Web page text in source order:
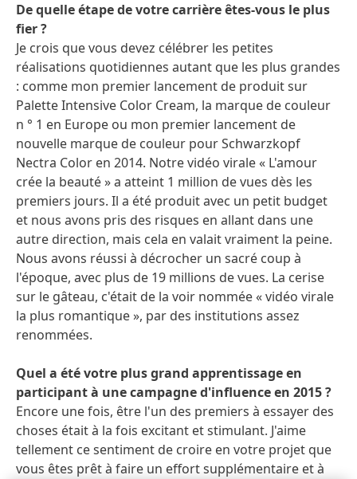
De quelle étape de votre carrière êtes-vous le plus
fier ?
Je crois que vous devez célébrer les petites
réalisations quotidiennes autant que les plus grandes
: comme mon premier lancement de produit sur
Palette Intensive Color Cream, la marque de couleur
n ° 1 en Europe ou mon premier lancement de
nouvelle marque de couleur pour Schwarzkopf
Nectra Color en 2014. Notre vidéo virale « L'amour
crée la beauté » a atteint 1 million de vues dès les
premiers jours. Il a été produit avec un petit budget
et nous avons pris des risques en allant dans une
autre direction, mais cela en valait vraiment la peine.
Nous avons réussi à décrocher un sacré coup à
l'époque, avec plus de 19 millions de vues. La cerise
sur le gâteau, c'était de la voir nommée « vidéo virale
la plus romantique », par des institutions assez
renommées.
Quel a été votre plus grand apprentissage en
participant à une campagne d'influence en 2015 ?
Encore une fois, être l'un des premiers à essayer des
choses était à la fois excitant et stimulant. J'aime
tellement ce sentiment de croire en votre projet que
vous êtes prêt à faire un effort supplémentaire et à